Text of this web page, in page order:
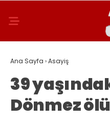
Ana Sayfa ›Asayiş
39
Dönmez